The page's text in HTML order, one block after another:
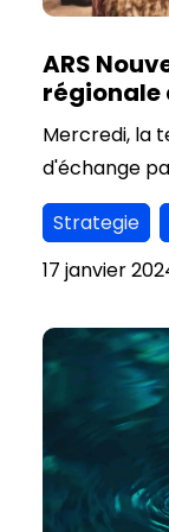
ARS
régionale
Mercredi, la
d'échange
Aquitaine -
Strategie
17 janvier